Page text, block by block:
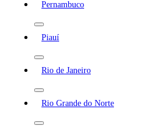
Pernambuco
Piauí
Rio de Janeiro
Rio Grande do Norte